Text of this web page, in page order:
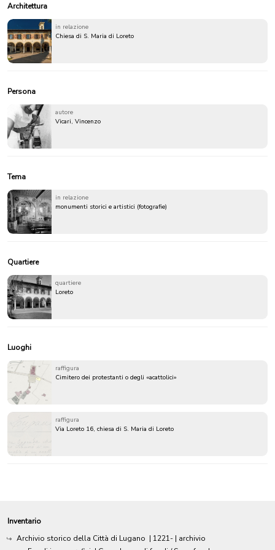
Architettura
in relazione
Chiesa di S. Maria di Loreto
Persona
autore
Vicari, Vincenzo
Tema
in relazione
monumenti storici e artistici (fotografie)
Quartiere
quartiere
Loreto
Luoghi
raffigura
Cimitero dei protestanti o degli «acattolici»
raffigura
Via Loreto 16, chiesa di S. Maria di Loreto
Inventario
Archivio storico della Città di Lugano | 1221- | archivio